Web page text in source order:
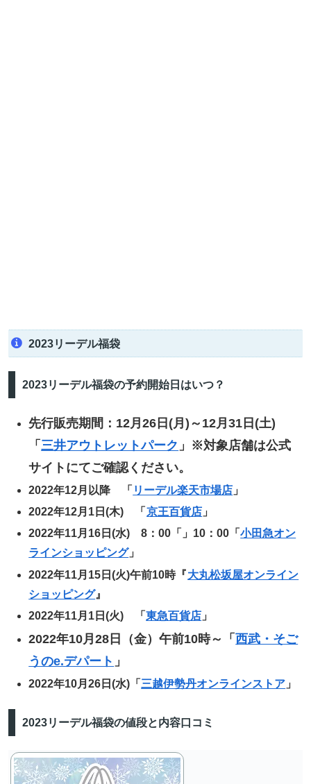
2023リーデル福袋
2023リーデル福袋の予約開始日はいつ？
先行販売期間：12月26日(月)～12月31日(土)
「 三井アウトレットパーク 」※対象店舗は公式
サイトにてご確認ください。
2022年12月以降 「 リーデル楽天市場店 」
2022年12月1日(木) 「 京王百貨店 」
2022年11月16日(水) 8：00「」10：00「小田急オン
ラインショッピング」
2022年11月15日(火)午前10時『大丸松坂屋オンライン
ショッピング』
2022年11月1日(火) 「東急百貨店 」
2022年10月28日（金）午前10時～「西武・そご
うのe.デパート 」
2022年10月26日(水)「 三越伊勢丹オンラインストア 」
2023リーデル福袋の値段と内容口コミ